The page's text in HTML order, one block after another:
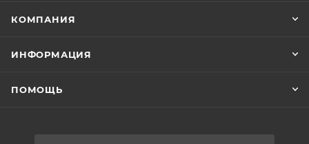
КОМПАНИЯ
ИНФОРМАЦИЯ
ПОМОЩЬ